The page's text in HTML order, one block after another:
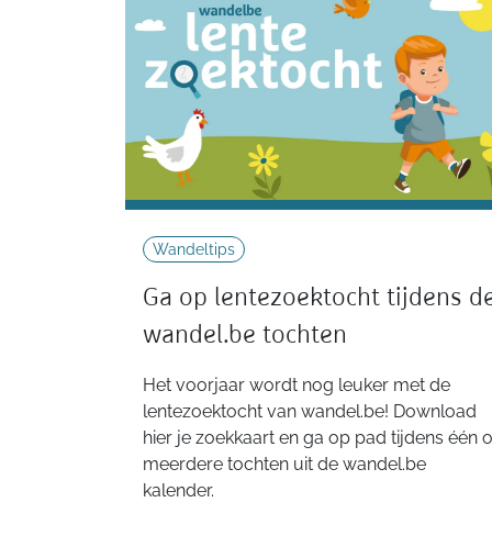
Wandeltips
Ga op lentezoektocht tijdens
wandel.be tochten
Het voorjaar wordt nog leuker met de
lentezoektocht van wandel.be! Download
hier je zoekkaart en ga op pad tijdens één
meerdere tochten uit de wandel.be
kalender.